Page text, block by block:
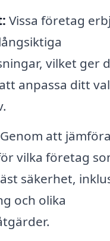
Vissa företag
vilket ger
anpassa ditt
Genom att
vilka företag
säkerhet,
och olika